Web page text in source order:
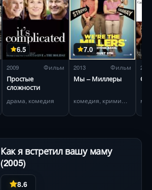
6.5
2009 Фильм
Простые
сложности
драма, комедия
7.0
2013 Фильм
Мы – Миллеры
2006
Как я встретил вашу маму
(2005)
8.6